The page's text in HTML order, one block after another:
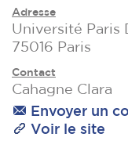
Adresse
Université Paris
75016 Paris
Contact
Cahagne Clara
Envoyer un
Voir le site